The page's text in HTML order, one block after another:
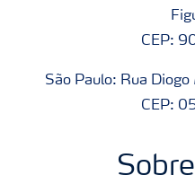
CEP:
São Paulo: Rua
CEP: